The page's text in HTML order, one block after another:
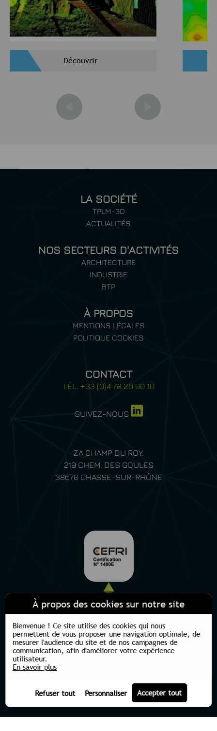
Découvrir
LA SOCIÉTÉ
TPLM-3D
ACTUALITÉS
NOS SECTEURS D'ACTIVITÉS
ARCHITECTURE
INDUSTRIE
BTP
À PROPOS
MENTIONS LÉGALES
POLITIQUE COOKIES
CONTACT
TÉL. +33 (0)4 78 26 90 10
SUIVEZ-NOUS
ZA CHAMP DU ROY.
219 CHEM. DES GOULES
38670 CHASSE-SUR-RHÔNE
À propos des cookies sur notre site
Bienvenue !Ce site utilise des cookies qui nous
permettent de vous proposer une navigation optimale, de
mesurer l'audience du site et de nos campagnes de
communication, afin d'améliorer votre expérience
utilisateur.
En savoir plus